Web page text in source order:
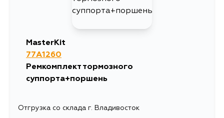
MasterKit
77A1260
Ремкомплект тормозного
суппорта+поршень
Отгрузка со склада г. Владивосток